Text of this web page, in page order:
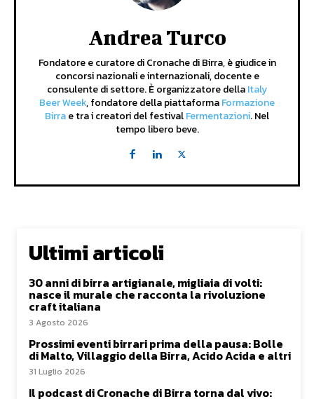
Andrea Turco
Fondatore e curatore di Cronache di Birra, è giudice in
concorsi nazionali e internazionali, docente e
consulente di settore. È organizzatore dellaItaly
Beer Week, fondatore della piattaformaFormazione
Birrae tra i creatori del festivalFermentazioni. Nel
tempo libero beve.
Ultimi articoli
30 anni di birra artigianale, migliaia di volti:
nasce il murale che racconta la rivoluzione
craft italiana
3 Agosto 2026
Prossimi eventi birrari prima della pausa: Bolle
di Malto, Villaggio della Birra, Acido Acida e altri
31 Luglio 2026
Il podcast di Cronache di Birra torna dal vivo: